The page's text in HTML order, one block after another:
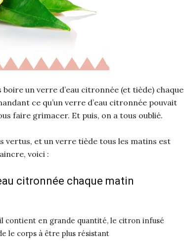
un verre d’eau citronnée (et tiède) chaque
ce qu’un verre d’eau citronnée pouvait
faire grimacer. Et puis, on a tous oublié.
vertus, et un verre tiède tous les matins est
voici :
citronnée chaque matin
contient en grande quantité, le citron infusé
le corps à être plus résistant